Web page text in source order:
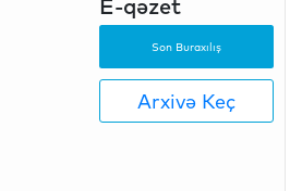
E-qəzet
Son Buraxılış
Arxivə Keç